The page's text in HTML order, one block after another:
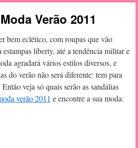
Verão 2011
bem eclético, com roupas que vão
estampas liberty, até a tendência militar e
agradará vários estilos diversos, e
do verão não será diferente: tem para
veja só quais serão as sandálias
verão 2011 e encontre a sua moda: